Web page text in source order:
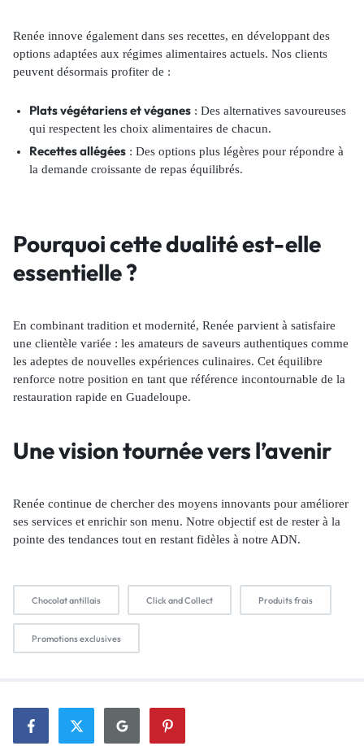
Renée innove également dans ses recettes, en développant des
options adaptées aux régimes alimentaires actuels. Nos clients
peuvent désormais profiter de :
Plats végétariens et véganes: Des alternatives savoureuses
qui respectent les choix alimentaires de chacun.
Recettes allégées: Des options plus légères pour répondre à
la demande croissante de repas équilibrés.
Pourquoi cette dualité est-elle
essentielle ?
En combinant tradition et modernité, Renée parvient à satisfaire
une clientèle variée : les amateurs de saveurs authentiques comme
les adeptes de nouvelles expériences culinaires. Cet équilibre
renforce notre position en tant que référence incontournable de la
restauration rapide en Guadeloupe.
Une vision tournée vers l’avenir
Renée continue de chercher des moyens innovants pour améliorer
ses services et enrichir son menu. Notre objectif est de rester à la
pointe des tendances tout en restant fidèles à notre ADN.
Chocolat antillais Click and Collect Produits frais
Promotions exclusives